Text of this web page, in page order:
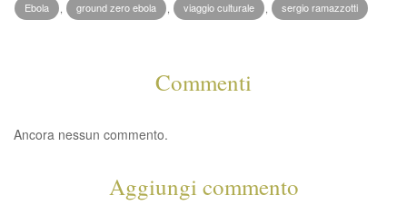
Ebola ground zero ebola viaggio culturale sergio ramazzotti
Commenti
Ancora nessun commento.
Aggiungi commento